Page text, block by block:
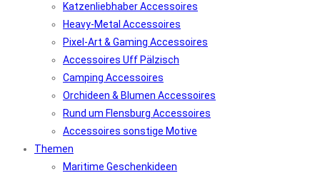
Katzenliebhaber Accessoires
Heavy-Metal Accessoires
Pixel-Art & Gaming Accessoires
Accessoires Uff Pälzisch
Camping Accessoires
Orchideen & Blumen Accessoires
Rund um Flensburg Accessoires
Accessoires sonstige Motive
Themen
Maritime Geschenkideen